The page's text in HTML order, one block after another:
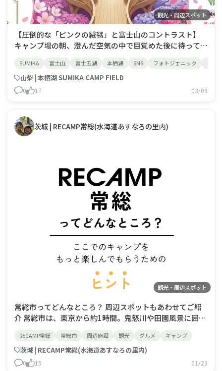
観光・周辺スポット
【圧倒的な「ピンクの絨毯」と富士山のコントラスト】
キャンプ場の朝、澄んだ空気の中で目覚めた後に待ってい
ラマです。 濃いピンクの「マックダニエルクッション」
や、優雅な「オータムローズ」、そして白や紫など7品種
の芝桜が咲き誇り、残雪の富士山との鮮やか
SUMIKA 富士山 富士五湖 本栖湖 SNS フォトジェニック イン
山梨 | 本栖湖 SUMIKA CAMP FIELD
0 17 03/09
茨城 | RECAMP常総(水海道あすなろの里内)
観光・周辺スポット
常総市ってどんなところ？ 周辺スポットもあわせてご紹
介 常総市は、東京から約1時間。鬼怒川や田園風景に囲ま
まちです。派手な観光地ではないけれど、時間の流れが少
しゆっくり感じられ、肩の力を抜いて過ごせるのが魅力で
す。市内や周辺には、地元の味
RECAMP常総 常総市 周辺施設 観光 グルメ キャンプ
茨城 | RECAMP常総(水海道あすなろの里内)
0 15 01/23